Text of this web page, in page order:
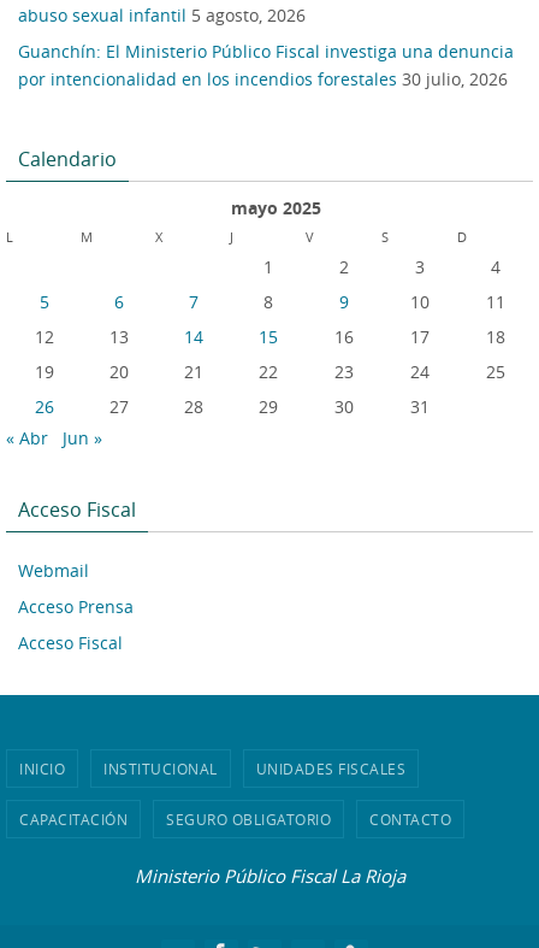
abuso sexual infantil 5 agosto, 2026
Guanchín: El Ministerio Público Fiscal investiga una denuncia
por intencionalidad en los incendios forestales 30 julio, 2026
Calendario
mayo 2025
L M X J V S D
1 2 3
4
5
6 7 8 9 10
11
12
13 14 15 16 17
18
19
20 21 22 23 24
25
26
27 28 29 30
31
« Abr
Jun »
Acceso Fiscal
Webmail
Acceso Prensa
Acceso Fiscal
INICIO INSTITUCIONAL UNIDADES FISCALES
CAPACITACIÓN SEGURO OBLIGATORIO CONTACTO
Ministerio Público Fiscal La Rioja